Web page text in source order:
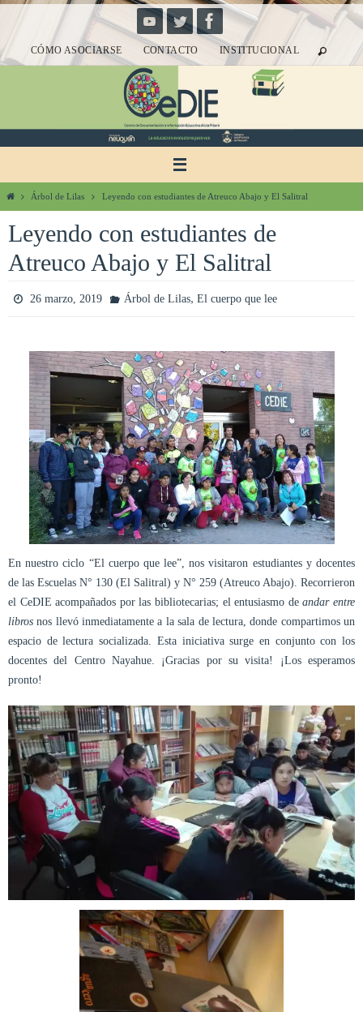
contenidoCÓMO ASOCIARSE CONTACTO INSTITUCIONAL
InicioÁrbol de Lilas Leyendo con estudiantes de Atreuco Abajo y El Salitral
Leyendo con estudiantes de
Atreuco Abajo y El Salitral
26 marzo, 2019 Árbol de Lilas, El cuerpo que lee
En nuestro ciclo “El cuerpo que lee”, nos visitaron estudiantes y docentes
de las Escuelas N° 130 (El Salitral) y N° 259 (Atreuco Abajo). Recorrieron
el CeDIE acompañados por las bibliotecarias; el entusiasmo deandar entre
libros nos llevó inmediatamente a la sala de lectura, donde compartimos un
espacio de lectura socializada. Esta iniciativa surge en conjunto con los
docentes del Centro Nayahue. ¡Gracias por su visita! ¡Los esperamos
pronto!